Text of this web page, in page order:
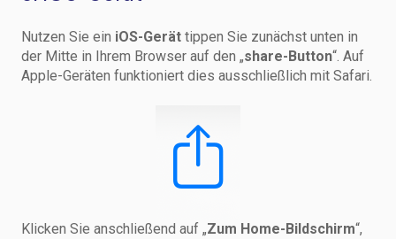
Nutzen Sie ein iOS-Gerät tippen Sie zunächst unten in
der Mitte in Ihrem Browser auf den „share-Button“. Auf
Apple-Geräten funktioniert dies ausschließlich mit Safari.
Klicken Sie anschließend auf „Zum Home-Bildschirm“,